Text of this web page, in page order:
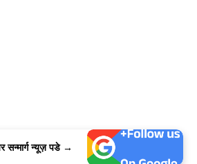
सन्मार्ग न्यूज़ पडे →